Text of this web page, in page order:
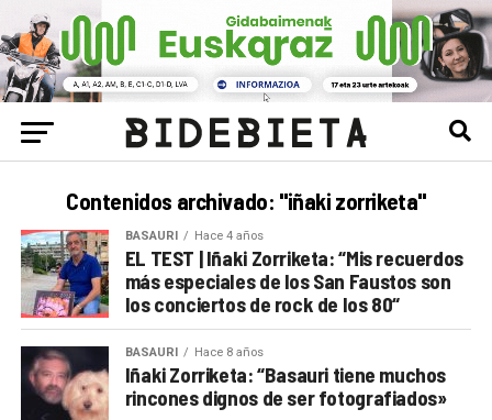
Contenidos archivado: "iñaki zorriketa"
BASAURI Hace 4 años
EL TEST | Iñaki Zorriketa: “Mis recuerdos
más especiales de los San Faustos son
los conciertos de rock de los 80“
BASAURI Hace 8 años
Iñaki Zorriketa: “Basauri tiene muchos
rincones dignos de ser fotografiados»